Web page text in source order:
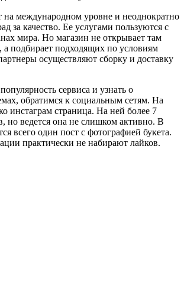
на международном уровне и неоднократно
за качество. Ее услугами пользуются с
мира. Но магазин не открывает там
а подбирает подходящих по условиям
осуществляют сборку и доставку
сервиса и узнать о
обратимся к социальным сетям. На
инстаграм страница. На ней более 7
но ведется она не слишком активно. В
всего один пост с фотографией букета.
практически не набирают лайков.